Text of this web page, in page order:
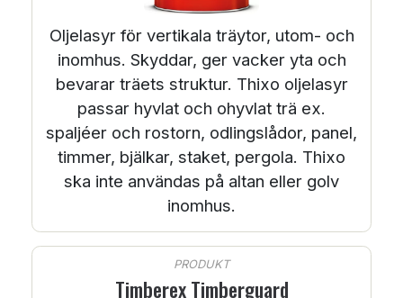
Oljelasyr för vertikala träytor, utom- och
inomhus. Skyddar, ger vacker yta och
bevarar träets struktur. Thixo oljelasyr
passar hyvlat och ohyvlat trä ex.
spaljéer och rostorn, odlingslådor, panel,
timmer, bjälkar, staket, pergola. Thixo
ska inte användas på altan eller golv
inomhus.
PRODUKT
Timberex Timberguard